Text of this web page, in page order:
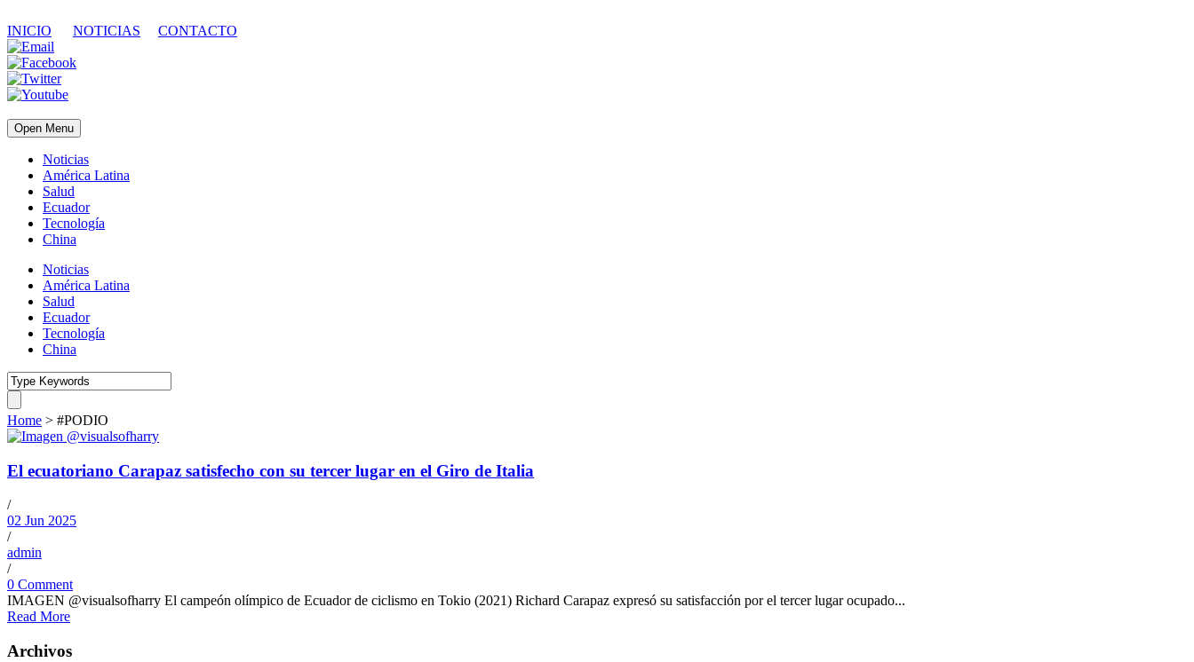
INICIO NOTICIAS CONTACTO
Open Menu
Noticias
América Latina
Salud
Ecuador
Tecnología
China
Noticias
América Latina
Salud
Ecuador
Tecnología
China
Home > #PODIO
El ecuatoriano Carapaz satisfecho con su tercer lugar en el Giro de Italia
/
02 Jun 2025
/
admin
/
0 Comment
IMAGEN @visualsofharry El campeón olímpico de Ecuador de ciclismo en Tokio (2021) Richard Carapaz expresó su satisfacción por el tercer lugar ocupado...
Read More
Archivos